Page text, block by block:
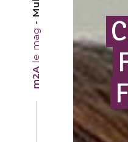
m2A
le mag